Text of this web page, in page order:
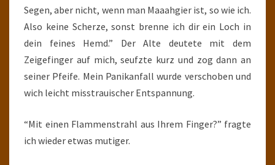
Segen, aber nicht, wenn man Maaahgier ist, so wie ich.
Also keine Scherze, sonst brenne ich dir ein Loch in
dein feines Hemd.” Der Alte deutete mit dem
Zeigefinger auf mich, seufzte kurz und zog dann an
seiner Pfeife. Mein Panikanfall wurde verschoben und
wich leicht misstrauischer Entspannung.
“Mit einen Flammenstrahl aus Ihrem Finger?” fragte
ich wieder etwas mutiger.